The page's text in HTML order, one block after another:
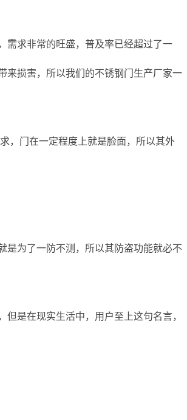
需求非常的旺盛，普及率已经超过了一
来损害，所以我们的不锈钢门生产厂家一
，门在一定程度上就是脸面，所以其外
是为了一防不测，所以其防盗功能就必不
是在现实生活中，用户至上这句名言，